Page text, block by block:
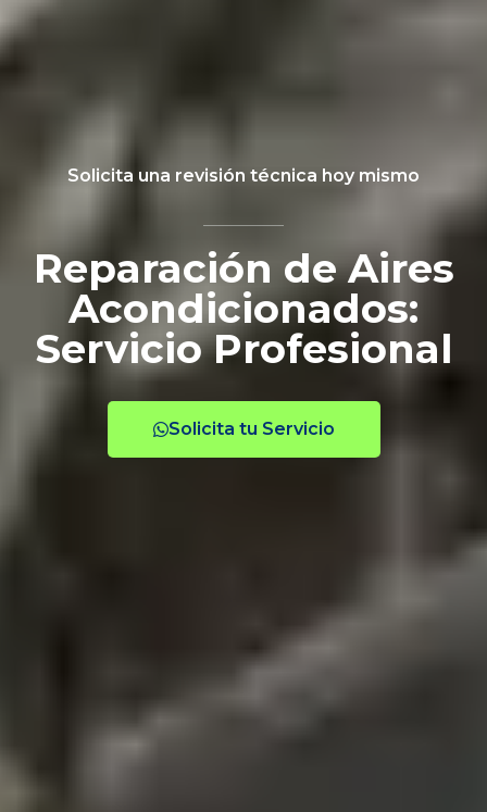
Solicita una revisión técnica hoy mismo
Reparación de Aires
Acondicionados:
Servicio Profesional
Solicita tu Servicio